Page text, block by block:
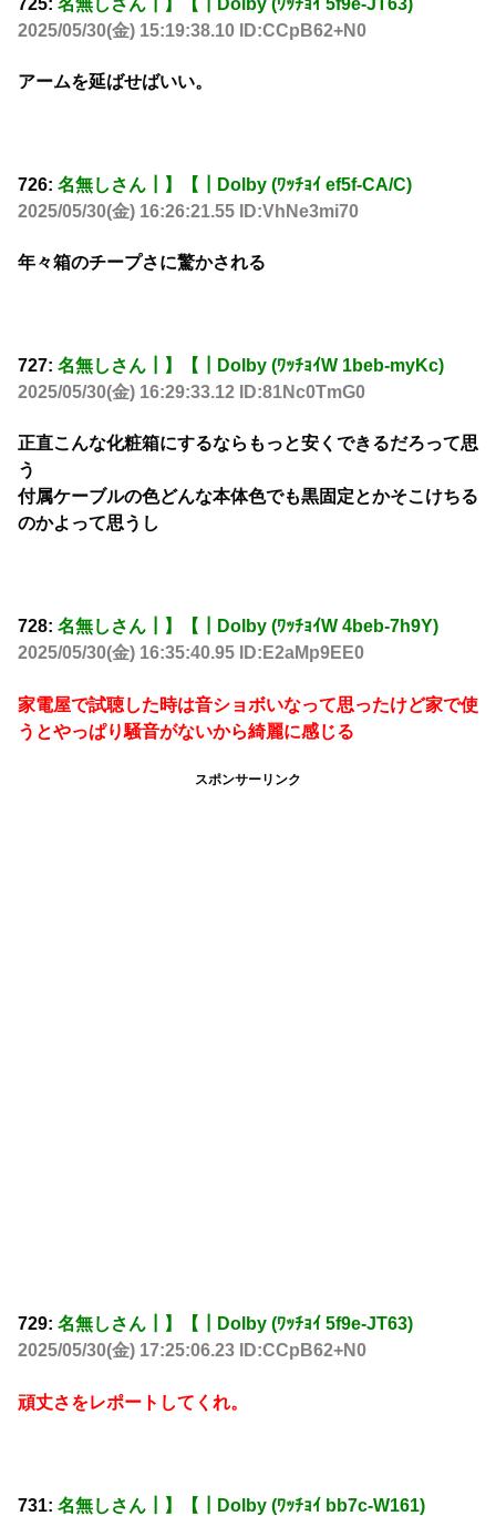
2025/05/30(金) 15:19:38.10 ID:CCpB62+N0
アームを延ばせばいい。
726: 名無しさん┃】【┃Dolby (ﾜｯﾁｮｲ ef5f-CA/C)
2025/05/30(金) 16:26:21.55 ID:VhNe3mi70
年々箱のチープさに驚かされる
727: 名無しさん┃】【┃Dolby (ﾜｯﾁｮｲW 1beb-myKc)
2025/05/30(金) 16:29:33.12 ID:81Nc0TmG0
正直こんな化粧箱にするならもっと安くできるだろって思
う
付属ケーブルの色どんな本体色でも黒固定とかそこけちる
のかよって思うし
728: 名無しさん┃】【┃Dolby (ﾜｯﾁｮｲW 4beb-7h9Y)
2025/05/30(金) 16:35:40.95 ID:E2aMp9EE0
家電屋で試聴した時は音ショボいなって思ったけど家で使
うとやっぱり騒音がないから綺麗に感じる
スポンサーリンク
729: 名無しさん┃】【┃Dolby (ﾜｯﾁｮｲ 5f9e-JT63)
2025/05/30(金) 17:25:06.23 ID:CCpB62+N0
頑丈さをレポートしてくれ。
731: 名無しさん┃】【┃Dolby (ﾜｯﾁｮｲ bb7c-W161)